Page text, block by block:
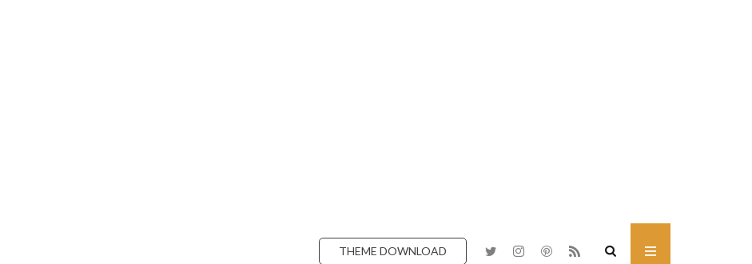
THEME DOWNLOAD